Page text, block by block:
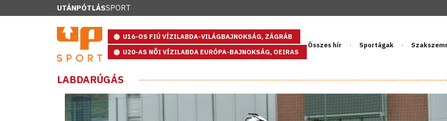
UTÁNPÓTLÁSSPORT
U16-OS FIÚ VÍZILABDA-VILÁGBAJNOKSÁG, ZÁGRÁB
U20-AS NŐI VÍZILABDA EURÓPA-BAJNOKSÁG, OEIRAS
Összes hír Sportágak
LABDARÚGÁS